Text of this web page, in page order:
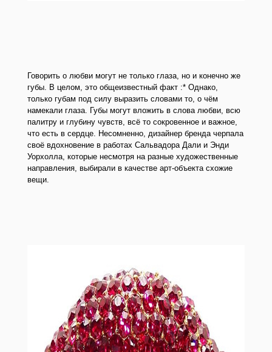
Говорить о любви могут не только глаза, но и конечно же
губы. В целом, это общеизвестный факт :* Однако,
только губам под силу выразить словами то, о чём
намекали глаза. Губы могут вложить в слова любви, всю
палитру и глубину чувств, всё то сокровенное и важное,
что есть в сердце. Несомненно, дизайнер бренда черпала
своё вдохновение в работах Сальвадора Дали и Энди
Уорхолла, которые несмотря на разные художественные
направления, выбирали в качестве арт-объекта схожие
вещи.